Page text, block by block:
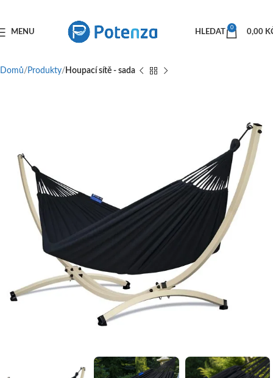
MENU HLEDAT
0
0,00
Domů Produkty Houpací sítě - sada